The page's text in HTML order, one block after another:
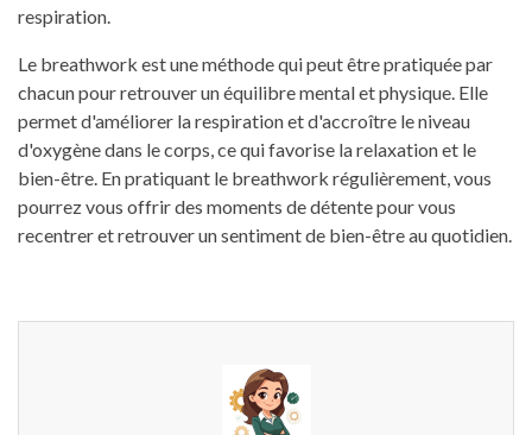
respiration.
Le breathwork est une méthode qui peut être pratiquée par
chacun pour retrouver un équilibre mental et physique. Elle
permet d'améliorer la respiration et d'accroître le niveau
d'oxygène dans le corps, ce qui favorise la relaxation et le
bien-être. En pratiquant le breathwork régulièrement, vous
pourrez vous offrir des moments de détente pour vous
recentrer et retrouver un sentiment de bien-être au quotidien.